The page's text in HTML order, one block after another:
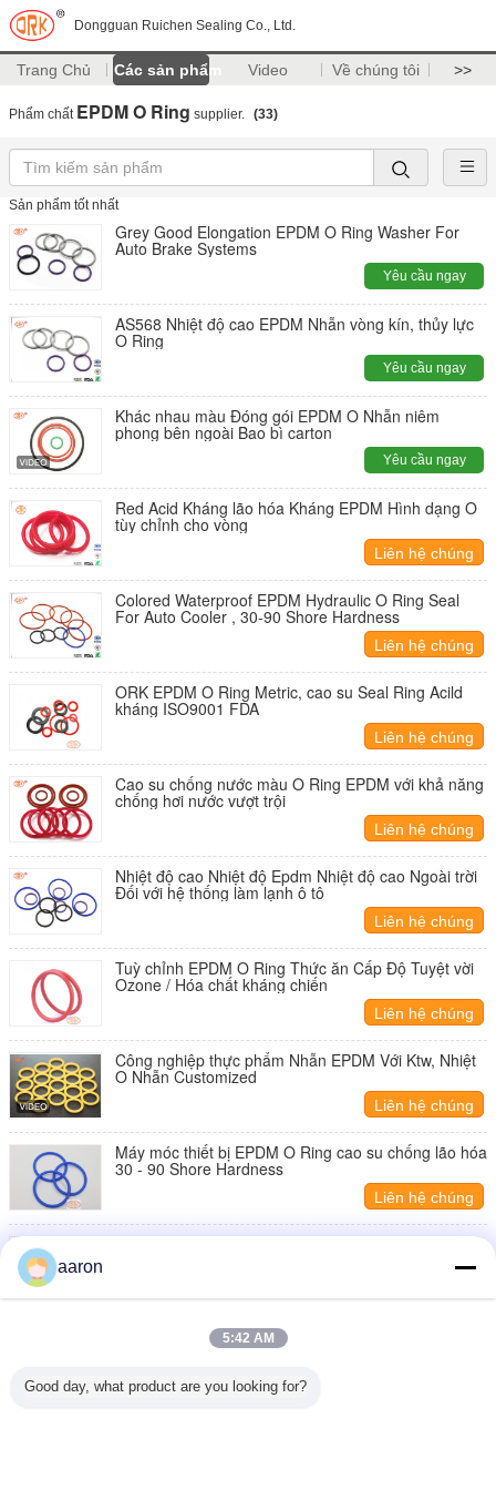
Dongguan Ruichen Sealing Co., Ltd.
Trang Chủ Các sản phẩm Video Về chúng tôi >>
Phẩm chất EPDM O Ring supplier. (33)
Sản phẩm tốt nhất
Grey Good Elongation EPDM O Ring Washer For
Auto Brake Systems
Yêu cầu ngay
AS568 Nhiệt độ cao EPDM Nhẫn vòng kín, thủy lực
O Ring
Yêu cầu ngay
Khác nhau màu Đóng gói EPDM O Nhẫn niêm
phong bên ngoài Bao bì carton
Yêu cầu ngay
Red Acid Kháng lão hóa Kháng EPDM Hình dạng O
tùy chỉnh cho vòng
Liên hệ chúng
tôi
Colored Waterproof EPDM Hydraulic O Ring Seal
For Auto Cooler , 30-90 Shore Hardness
Liên hệ chúng
tôi
ORK EPDM O Ring Metric, cao su Seal Ring Acild
kháng ISO9001 FDA
Liên hệ chúng
tôi
Cao su chống nước màu O Ring EPDM với khả năng
chống hơi nước vượt trội
Liên hệ chúng
tôi
Nhiệt độ cao Nhiệt độ Epdm Nhiệt độ cao Ngoài trời
Đối với hệ thống làm lạnh ô tô
Liên hệ chúng
tôi
Tuỳ chỉnh EPDM O Ring Thức ăn Cấp Độ Tuyệt vời
Ozone / Hóa chất kháng chiến
Liên hệ chúng
tôi
Công nghiệp thực phẩm Nhẫn EPDM Với Ktw, Nhiệt
O Nhẫn Customized
Liên hệ chúng
tôi
Máy móc thiết bị EPDM O Ring cao su chống lão hóa
30 - 90 Shore Hardness
Liên hệ chúng
tôi
ORK Màu nước Epdm O Ring Niêm phong, cao áp O
Nhẫn ISO9001 FDA
aaron
5:42 AM
Good day, what product are you looking for?